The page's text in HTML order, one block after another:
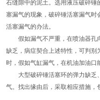
石缝隙中的泥土。选用液压破碎
塞漏气的现象，破碎锤活塞漏气
活塞漏气的办法。
假如漏气不严重，在喷油器孔向
缺乏，病症契合上述特性，可判
时，假如气缸漏气，在机油加油
大型破碎锤活塞环的弹力缺乏、
气。找出缘由后，采取相应措施